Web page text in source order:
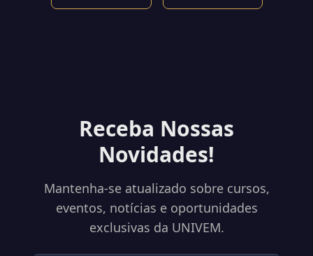
Receba Nossas
Novidades!
Mantenha-se atualizado sobre cursos,
eventos, notícias e oportunidades
exclusivas da UNIVEM.